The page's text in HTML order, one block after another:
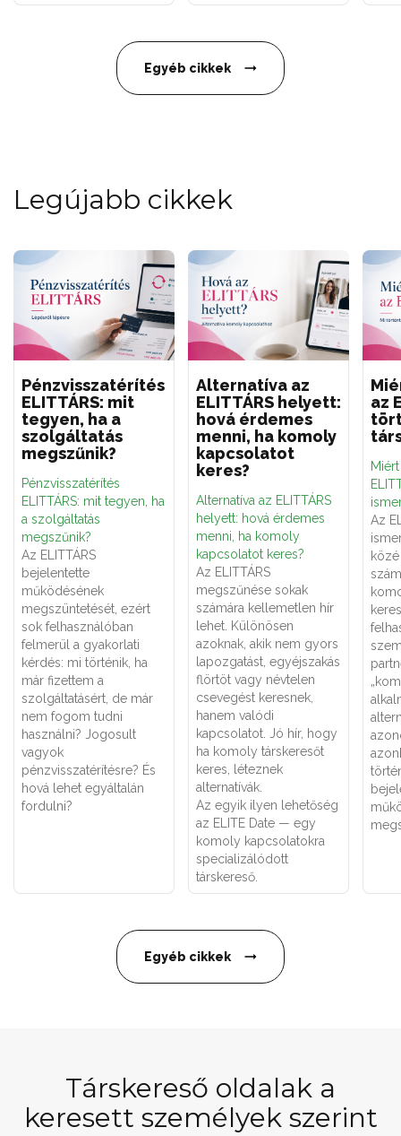
Egyéb cikkek
Legújabb cikkek
Pénzvisszatérítés
ELITTÁRS: mit
tegyen, ha a
szolgáltatás
megszűnik?
Pénzvisszatérítés
ELITTÁRS: mit tegyen, ha
a szolgáltatás
megszűnik?
Az ELITTÁRS
bejelentette
működésének
megszüntetését, ezért
sok felhasználóban
felmerül a gyakorlati
kérdés: mi történik, ha
már fizettem a
szolgáltatásért, de már
nem fogom tudni
használni? Jogosult
vagyok
pénzvisszatérítésre? És
hová lehet egyáltalán
fordulni?
Alternatíva az
ELITTÁRS helyett:
hová érdemes
menni, ha komoly
kapcsolatot
keres?
Alternatíva az ELITTÁRS
helyett: hová érdemes
menni, ha komoly
kapcsolatot keres?
Az ELITTÁRS
megszűnése sokak
számára kellemetlen hír
lehet. Különösen
azoknak, akik nem gyors
lapozgatást, egyéjszakás
flörtöt vagy névtelen
csevegést keresnek,
hanem valódi
kapcsolatot. Jó hír, hogy
ha komoly társkeresőt
keres, léteznek
alternatívák.
Az egyik ilyen lehetőség
az ELITE Date — egy
komoly kapcsolatokra
specializálódott
társkereső.
az
Az
Egyéb cikkek
Társkereső oldalak a
keresett személyek szerint